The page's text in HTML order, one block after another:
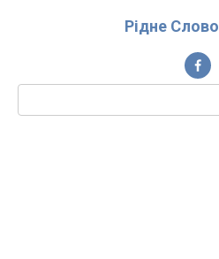
Рідне Слово
Пошук: